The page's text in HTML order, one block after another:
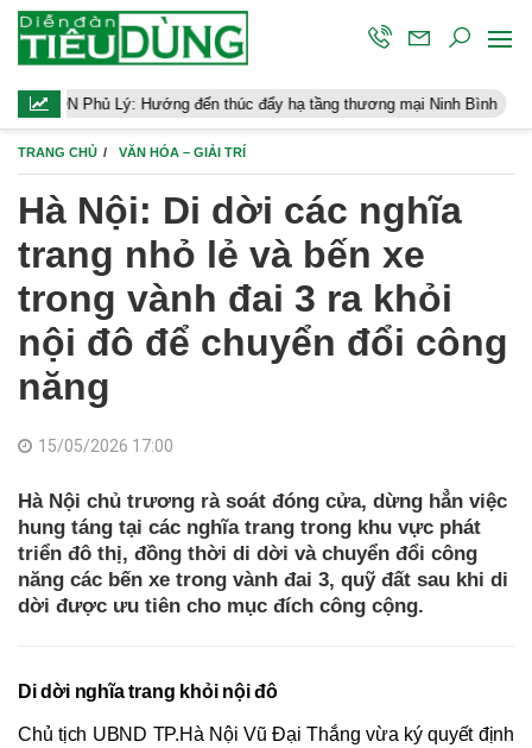
Lý: Hướng đến thúc đẩy hạ tầng thương mại Ninh Bình Điều
TRANG CHỦ VĂN HÓA – GIẢI TRÍ
Hà Nội: Di dời các nghĩa
trang nhỏ lẻ và bến xe
trong vành đai 3 ra khỏi
nội đô để chuyển đổi công
năng
15/05/2026 17:00
Hà Nội chủ trương rà soát đóng cửa, dừng hẳn việc
hung táng tại các nghĩa trang trong khu vực phát
triển đô thị, đồng thời di dời và chuyển đổi công
năng các bến xe trong vành đai 3, quỹ đất sau khi di
dời được ưu tiên cho mục đích công cộng.
Di dời nghĩa trang khỏi nội đô
Chủ tịch UBND TP.Hà Nội Vũ Đại Thắng vừa ký quyết định